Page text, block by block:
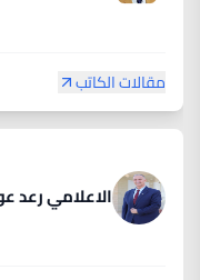
مقالات الكاتب
الاعلامي رعد